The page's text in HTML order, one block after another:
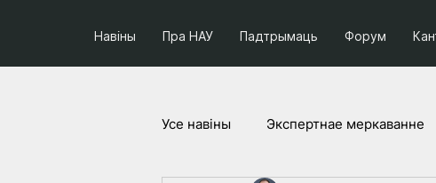
Навіны Пра НАУ Падтрымаць Форум
Усе навiны Экспертнае меркаванне